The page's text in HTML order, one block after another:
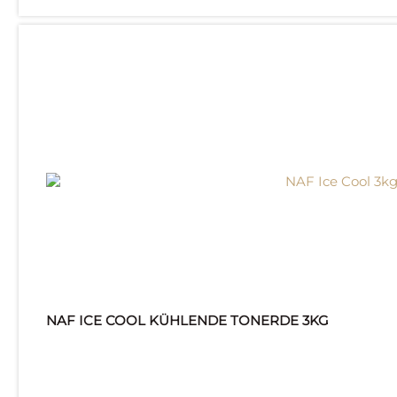
NAF ICE COOL KÜHLENDE TONERDE 3KG